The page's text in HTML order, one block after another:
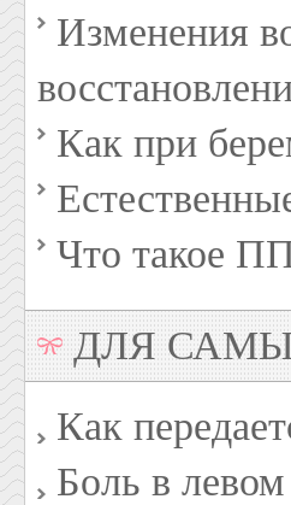
Изменения
Как при
Что такое
ДЛЯ
Как
Боль в